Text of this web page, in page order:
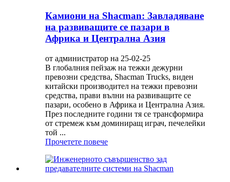
Камиони на Shacman: Завладяване
на развиващите се пазари в
Африка и Централна Азия
от администратор на 25-02-25
В глобалния пейзаж на тежки дежурни
превозни средства, Shacman Trucks, виден
китайски производител на тежки превозни
средства, прави вълни на развиващите се
пазари, особено в Африка и Централна Азия.
През последните години тя се трансформира
от стремеж към доминиращ играч, печелейки
той ...
Прочетете повече